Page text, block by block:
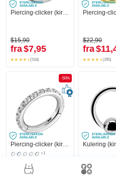
Piercing-clicker (kirurgisk stål, sølv, skinnende finish)
$15,90
fra$7,95
(518)
$22,90
fra
(295)
-50%
+1
$31,90 $3,19